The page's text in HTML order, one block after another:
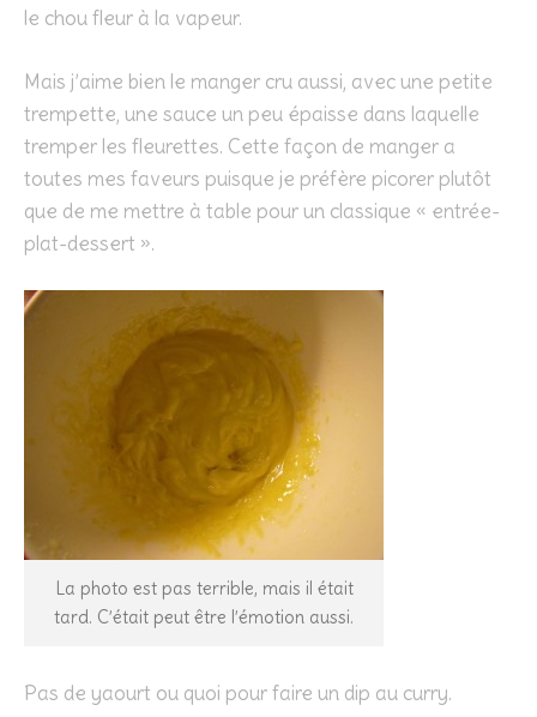
le chou fleur à la vapeur.
Mais j’aime bien le manger cru aussi, avec une petite
trempette, une sauce un peu épaisse dans laquelle
tremper les fleurettes. Cette façon de manger a
toutes mes faveurs puisque je préfère picorer plutôt
que de me mettre à table pour un classique « entrée-
plat-dessert ».
La photo est pas terrible, mais il était
tard. C’était peut être l’émotion aussi.
Pas de yaourt ou quoi pour faire un dip au curry.